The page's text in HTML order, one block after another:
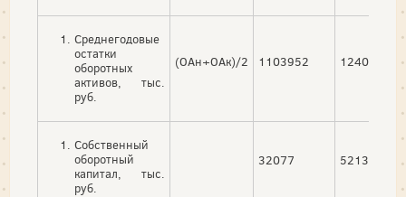
Среднегодовые
остатки
оборотных
активов, тыс.
руб.
(ОАн+ОАк)/2 1103952 1240803
Собственный
оборотный
капитал, тыс.
руб.
32077 52138